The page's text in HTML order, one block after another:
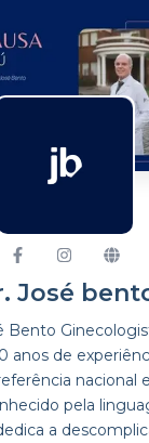
José
Bento
anos de
nacional
pela
a